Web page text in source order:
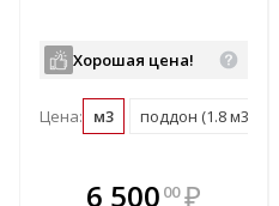
Хорошая цена!
Цена: м3 поддон (1.8 м3)
6 500 00 ₽
В комплекте